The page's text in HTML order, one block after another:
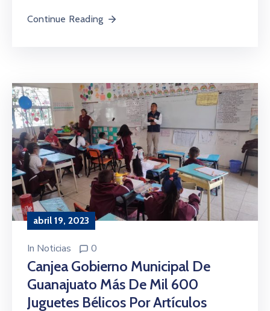
Continue Reading
abril 19, 2023
In Noticias 0
Canjea Gobierno Municipal De
Guanajuato Más De Mil 600
Juguetes Bélicos Por Artículos